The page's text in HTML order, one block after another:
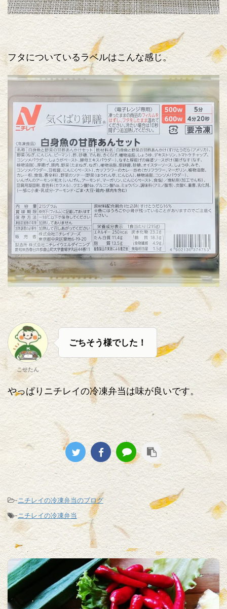
フタについているラベルはこんな感じ。
こせたん
ごちそう様でした！
やっぱりニチレイの冷凍弁当は味が良いです。
-ニチレイの冷凍弁当のブログ
-ニチレイの冷凍弁当